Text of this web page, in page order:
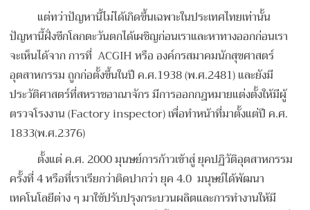
แต่ทว่าปัญหานี้ไม่ได้เกิดขึ้นเฉพาะในประเทศไทยเท่านั้น
ปัญหานี้ฝั่งซีกโลกตะวันตกได้เผชิญก่อนเราและหาทางออกก่อนเรา
จะเห็นได้จาก การที่ ACGIH หรือ องค์กรสมาคมนักสุขศาสตร์
อุตสาหกรรม ถูกก่อตั้งขึ้นในปี ค.ศ.1938 (พ.ศ.2481) และยังมี
ประวัติศาสตร์ที่สหราชอาณาจักร มีการออกกฎหมายแต่งตั้งให้มีผู้
ตรวจโรงงาน (Factory inspector) เพื่อทำหน้าที่มาตั้งแต่ปี ค.ศ.
1833(พ.ศ.2376)
ตั้งแต่ ค.ศ. 2000 มุนษย์การก้าวเข้าสู่ ยุคปฏิวัติอุตสาหกรรม
ครั้งที่ 4 หรือที่เราเรียกว่าติดปากว่า ยุค 4.0 มนุษย์ได้พัฒนา
เทคโนโลยีต่าง ๆ มาใช้ปรับปรุงกระบวนผลิตและการทำงานให้มี